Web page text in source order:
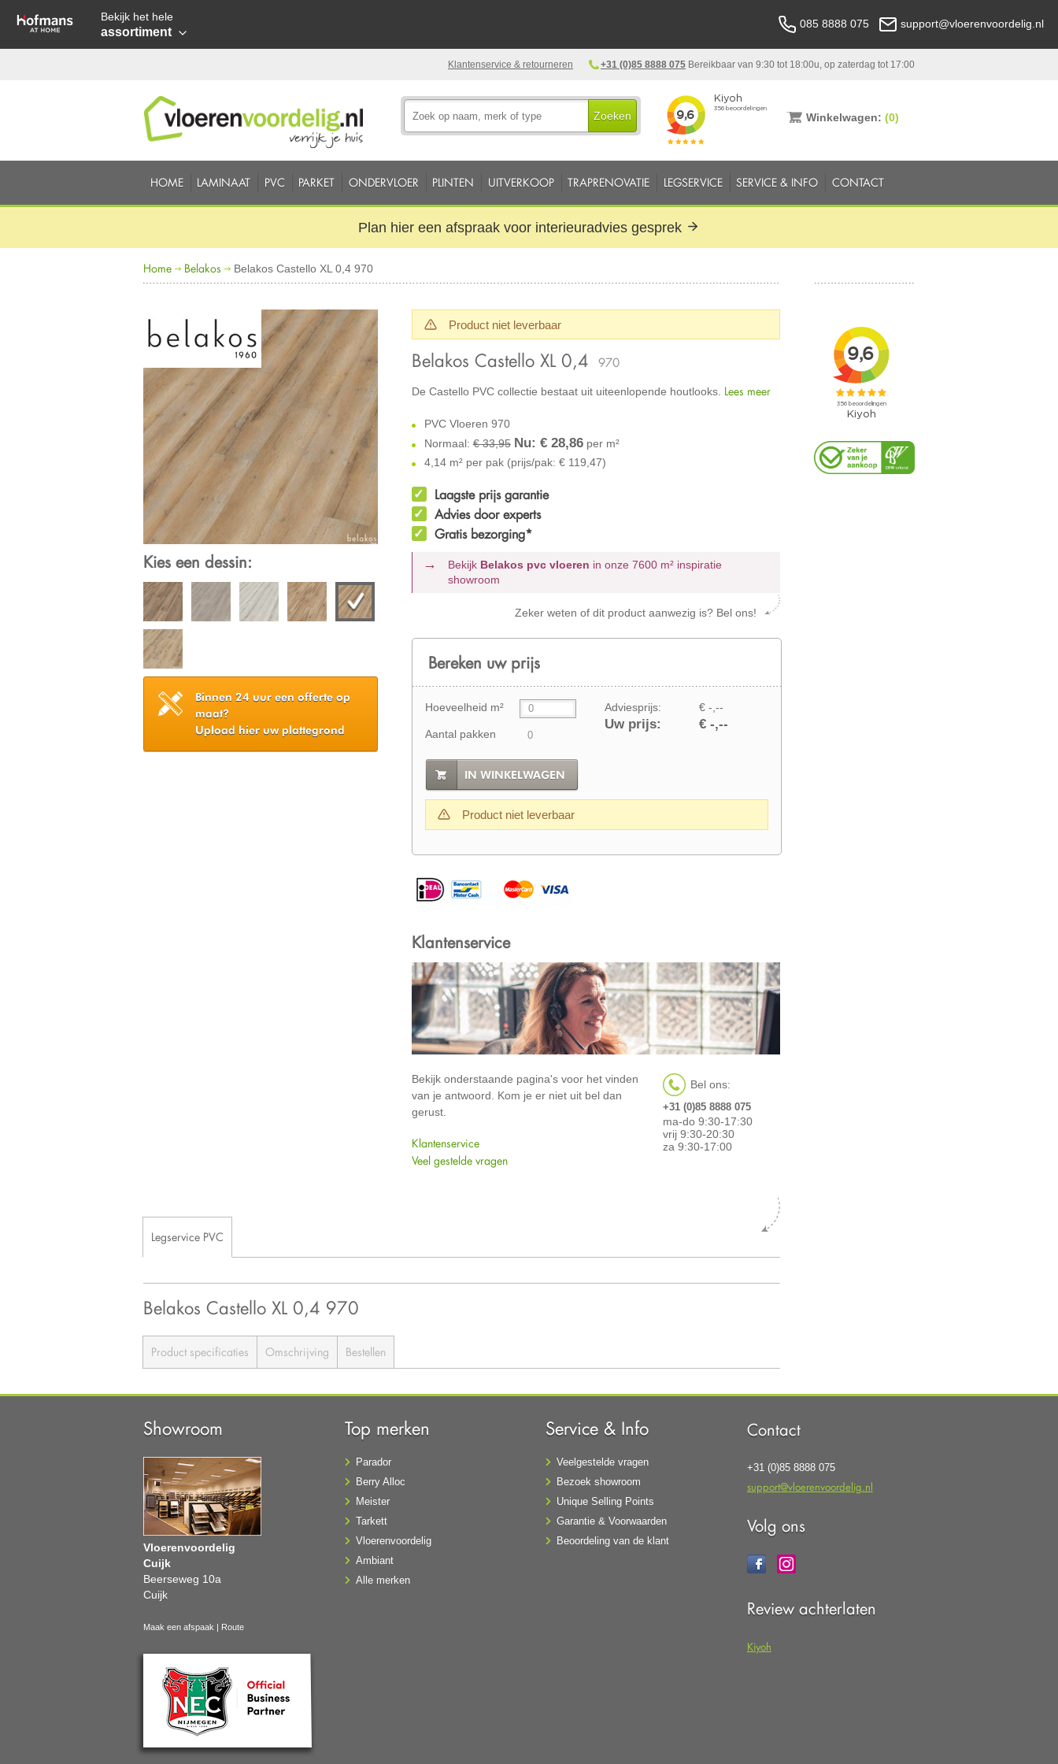
Bekijk het hele
assortiment
085 8888 075 support@vloerenvoordelig.nl
+31 (0)85 8888 075 Bereikbaar van 9:30 tot 18:00u, op zaterdag tot 17:00
Klantenservice & retourneren
Zoeken Winkelwagen: (0)
HOME LAMINAAT PVC PARKET ONDERVLOER PLINTEN UITVERKOOP TRAPRENOVATIE LEGSERVICE SERVICE & INFO CONTACT
Plan hier een afspraak voor interieuradvies gesprek
Home Belakos Belakos Castello XL 0,4 970
Kies een dessin:
Binnen 24 uur een offerte op
maat?
Upload hier uw plattegrond
Product niet leverbaar
Belakos Castello XL 0,4 970
De Castello PVC collectie bestaat uit uiteenlopende houtlooks. Lees meer
PVC Vloeren 970
Normaal:€ 33,95 Nu: € 28,86per m²
4,14 m² per pak (prijs/pak: € 119,47)
Laagste prijs garantie
Advies door experts
Gratis bezorging*
Bekijk Belakos pvc vloeren in onze 7600 m² inspiratie
showroom
Zeker weten of dit product aanwezig is? Bel ons!
Bereken uw prijs
Hoeveelheid m²
Aantal pakken
Adviesprijs: € -,--
Uw prijs: € -,--
IN WINKELWAGEN
Product niet leverbaar
Klantenservice
Bekijk onderstaande pagina's voor het vinden
van je antwoord. Kom je er niet uit bel dan
gerust.
Klantenservice
Veel gestelde vragen
Bel ons:
+31 (0)85 8888 075
ma-do 9:30-17:30
vrij 9:30-20:30
za 9:30-17:00
Legservice PVC
Belakos Castello XL 0,4 970
Product specificaties Omschrijving Bestellen
Showroom
Vloerenvoordelig
Cuijk
Beerseweg 10a
Cuijk
Maak een afspaak Route
Top merken
Parador
Berry Alloc
Meister
Tarkett
Vloerenvoordelig
Ambiant
Alle merken
Service & Info
Veelgestelde vragen
Bezoek showroom
Unique Selling Points
Garantie & Voorwaarden
Beoordeling van de klant
Contact
+31 (0)85 8888 075
support@vloerenvoordelig.nl
Volg ons
Review achterlaten
Kiyoh